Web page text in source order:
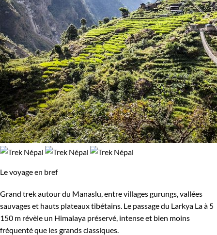
Le voyage en bref
Grand trek autour du Manaslu, entre villages gurungs, vallées
sauvages et hauts plateaux tibétains. Le passage du Larkya La à 5
150 m révèle un Himalaya préservé, intense et bien moins
fréquenté que les grands classiques.